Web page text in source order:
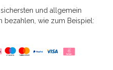
und allgemein
bezahlen, wie zum Beispiel: